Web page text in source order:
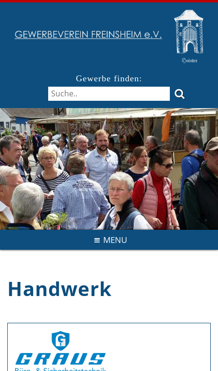
Gewerbe finden:
MENU
Handwerk